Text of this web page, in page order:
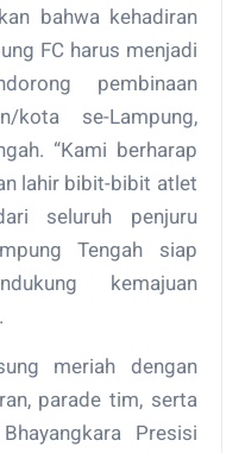
bahwa kehadiran
FC harus menjadi
pembinaan
kota se-Lampung,
“Kami berharap
lahir bibit-bibit atlet
seluruh penjuru
Tengah siap
kemajuan
meriah dengan
parade tim, serta
Presisi